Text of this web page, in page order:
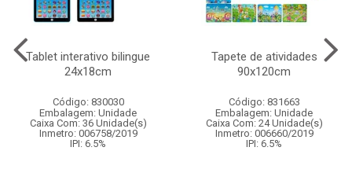
Tablet interativo bilingue
24x18cm
Código: 830030
Embalagem: Unidade
Caixa Com: 36 Unidade(s)
Inmetro: 006758/2019
IPI: 6.5%
Tapete de atividades
90x120cm
Código: 831663
Embalagem: Unidade
Caixa Com: 24 Unidade(s)
Inmetro: 006660/2019
IPI: 6.5%